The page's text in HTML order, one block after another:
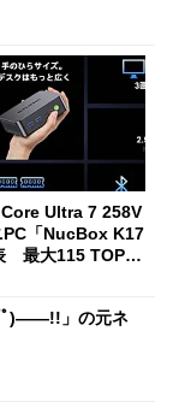
Ultra 7 258V
PC「NucBox K17
最大115 TOPS
)――!!」の元ネ